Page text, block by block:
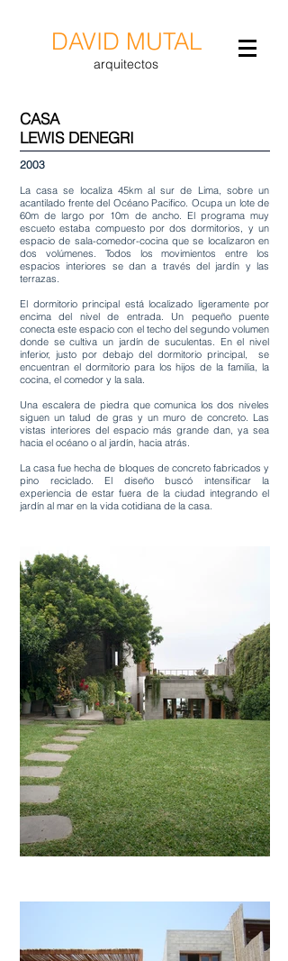
DAVID MUTAL
arquitectos
CASA
LEWIS DENEGRI
2003
La casa se localiza 45km al sur de Lima, sobre un
acantilado frente del Océano Pacifico. Ocupa un lote de
60m de largo por 10m de ancho. El programa muy
escueto estaba compuesto por dos dormitorios, y un
espacio de sala-comedor-cocina que se localizaron en
dos volúmenes. Todos los movimientos entre los
espacios interiores se dan a través del jardín y las
terrazas.
El dormitorio principal está localizado ligeramente por
encima del nivel de entrada. Un pequeño puente
conecta este espacio con el techo del segundo volumen
donde se cultiva un jardín de suculentas. En el nivel
inferior, justo por debajo del dormitorio principal, se
encuentran el dormitorio para los hijos de la familia, la
cocina, el comedor y la sala.
Una escalera de piedra que comunica los dos niveles
siguen un talud de gras y un muro de concreto. Las
vistas interiores del espacio más grande dan, ya sea
hacia el océano o al jardín, hacia atrás.
La casa fue hecha de bloques de concreto fabricados y
pino reciclado. El diseño buscó intensificar la
experiencia de estar fuera de la ciudad integrando el
jardín al mar en la vida cotidiana de la casa.